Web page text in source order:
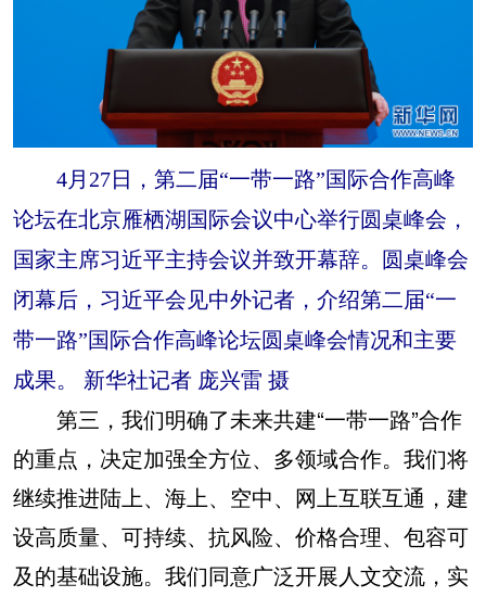
4月27日，第二届“一带一路”国际合作高峰
论坛在北京雁栖湖国际会议中心举行圆桌峰会，
国家主席习近平主持会议并致开幕辞。圆桌峰会
闭幕后，习近平会见中外记者，介绍第二届“一
带一路”国际合作高峰论坛圆桌峰会情况和主要
成果。 新华社记者 庞兴雷 摄
第三，我们明确了未来共建“一带一路”合作
的重点，决定加强全方位、多领域合作。我们将
继续推进陆上、海上、空中、网上互联互通，建
设高质量、可持续、抗风险、价格合理、包容可
及的基础设施。我们同意广泛开展人文交流，实